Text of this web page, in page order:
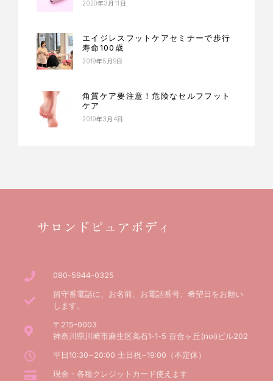
2020年3月11日
エイジレスフットケアセミナーで歩行
寿命100歳
2019年5月9日
角質ケア要注意！危険なセルフフット
ケア
2019年3月4日
サロンドピュアボディ
080-5944-0325
留守番電話に、お名前、お電話番号、希望日をお願い
します。
〒215-0003
神奈川県川崎市麻生区高石1-1-5 百合ヶ丘(noi)ビル202
平日10:30~20:00 土日祝~19:00（不定休）
現金・各種クレジットカード使えます